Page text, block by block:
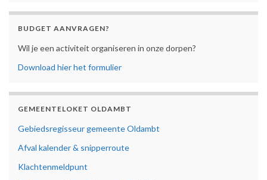
BUDGET AANVRAGEN?
Wil je een activiteit organiseren in onze dorpen?
Download hier het formulier
GEMEENTELOKET OLDAMBT
Gebiedsregisseur gemeente Oldambt
Afval kalender & snipperroute
Klachtenmeldpunt